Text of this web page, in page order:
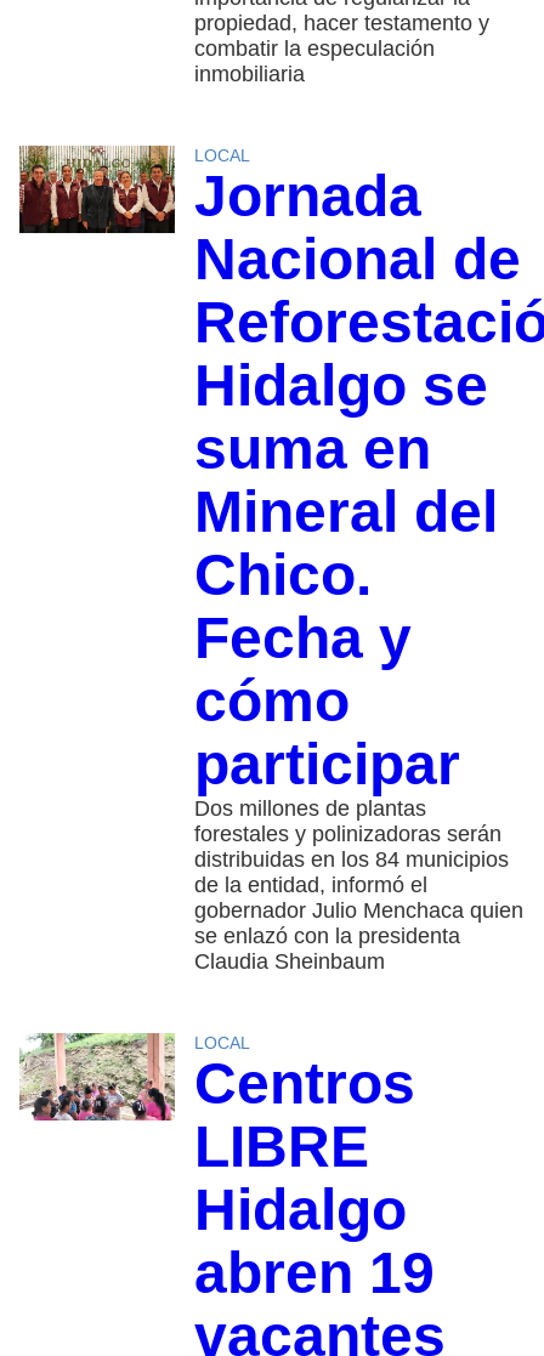
propiedad, hacer testamento y
combatir la especulación
inmobiliaria
LOCAL
Jornada
Nacional de
Hidalgo se
suma en
Mineral del
Chico.
Fecha y
cómo
participar
Dos millones de plantas
forestales y polinizadoras serán
distribuidas en los 84 municipios
de la entidad, informó el
gobernador Julio Menchaca quien
se enlazó con la presidenta
Claudia Sheinbaum
LOCAL
Centros
LIBRE
Hidalgo
abren 19
vacantes